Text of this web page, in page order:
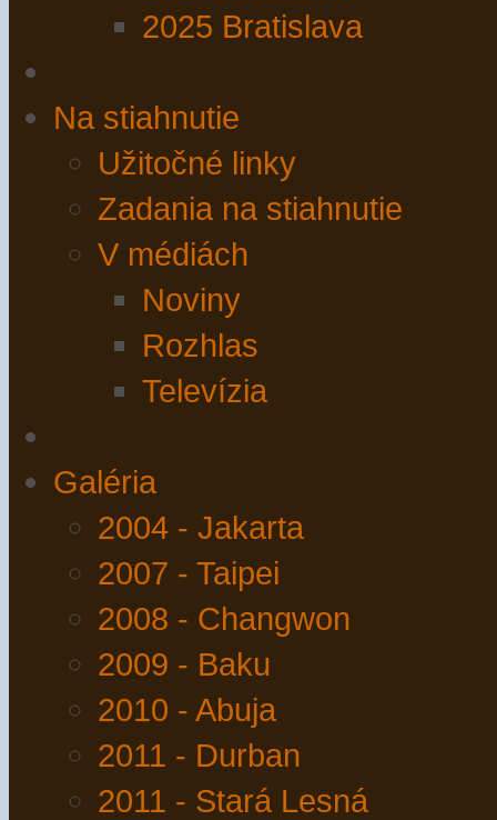
2025 Bratislava
Na stiahnutie
Užitočné linky
Zadania na stiahnutie
V médiách
Noviny
Rozhlas
Televízia
Galéria
2004 - Jakarta
2007 - Taipei
2008 - Changwon
2009 - Baku
2010 - Abuja
2011 - Durban
2011 - Stará Lesná